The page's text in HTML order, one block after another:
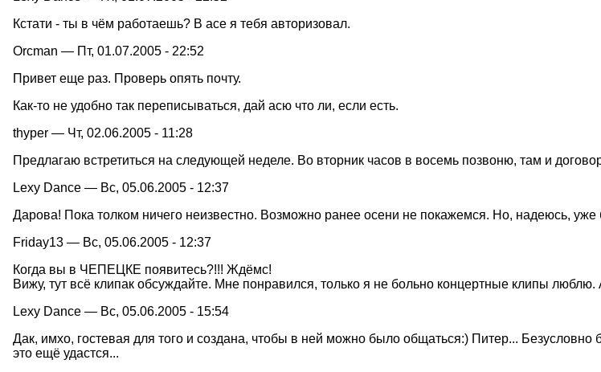
Кстати - ты в чём работаешь? В асе я тебя авторизовал.
Orcman — Пт, 01.07.2005 - 22:52
Привет еще раз. Проверь опять почту.
Как-то не удобно так переписываться, дай асю что ли, если есть.
thyper — Чт, 02.06.2005 - 11:28
Предлагаю встретиться на следующей неделе. Во вторник часов в восемь позвоню, там и
Lexy Dance — Вс, 05.06.2005 - 12:37
Дарова! Пока толком ничего неизвестно. Возможно ранее осени не покажемся. Но, надеюсь,
Friday13 — Вс, 05.06.2005 - 12:37
Когда вы в ЧЕПЕЦКЕ появитесь?!!! Ждёмс!
Вижу, тут всё клипак обсуждайте. Мне понравился, только я не больно концертные клипы
Lexy Dance — Вс, 05.06.2005 - 15:54
Дак, имхо, гостевая для того и создана, чтобы в ней можно было общаться:) Питер...
это ещё удастся...